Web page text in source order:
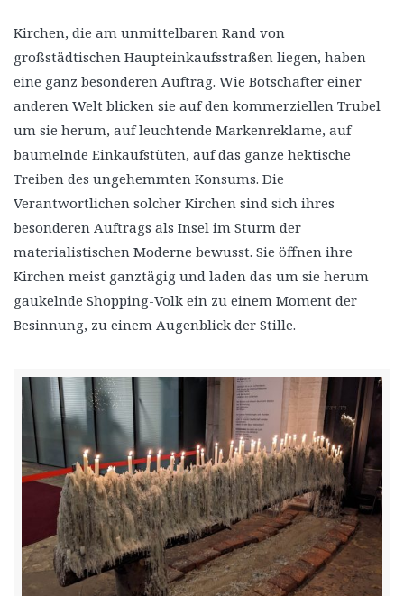
Kirchen, die am unmittelbaren Rand von
großstädtischen Haupteinkaufsstraßen liegen, haben
eine ganz besonderen Auftrag. Wie Botschafter einer
anderen Welt blicken sie auf den kommerziellen Trubel
um sie herum, auf leuchtende Markenreklame, auf
baumelnde Einkaufstüten, auf das ganze hektische
Treiben des ungehemmten Konsums. Die
Verantwortlichen solcher Kirchen sind sich ihres
besonderen Auftrags als Insel im Sturm der
materialistischen Moderne bewusst. Sie öffnen ihre
Kirchen meist ganztägig und laden das um sie herum
gaukelnde Shopping-Volk ein zu einem Moment der
Besinnung, zu einem Augenblick der Stille.